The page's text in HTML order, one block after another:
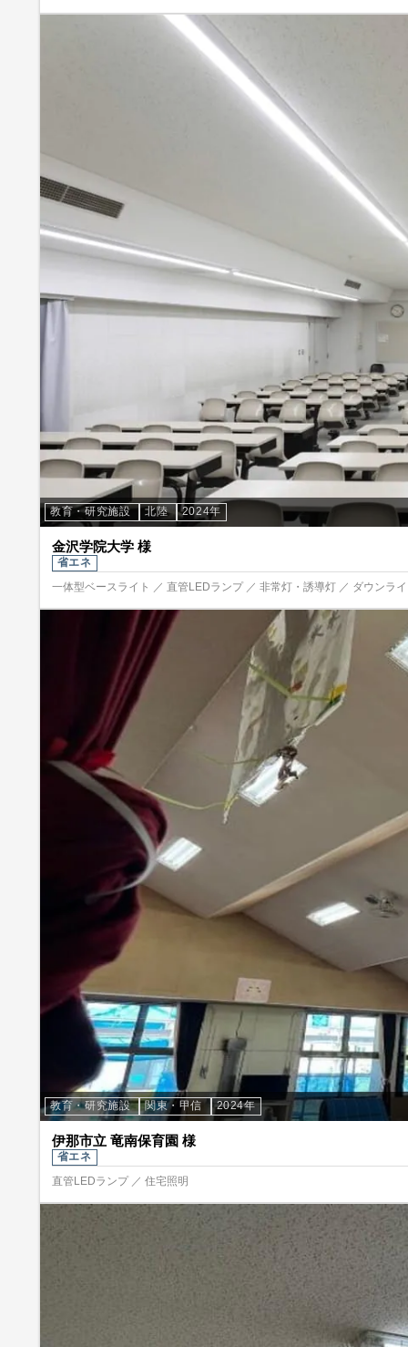
教育・研究施設 北陸 2024年
金沢学院大学 様
省エネ
一体型ベースライト ／ 直管LEDランプ ／ 非常灯・誘導灯 ／ ダウンラ
教育・研究施設 関東・甲信 2024年
伊那市立 竜南保育園 様
省エネ
直管LEDランプ ／ 住宅照明